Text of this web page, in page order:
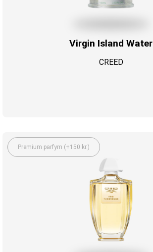
Virgin Island Water
CREED
Premium parfym (+150 kr.)